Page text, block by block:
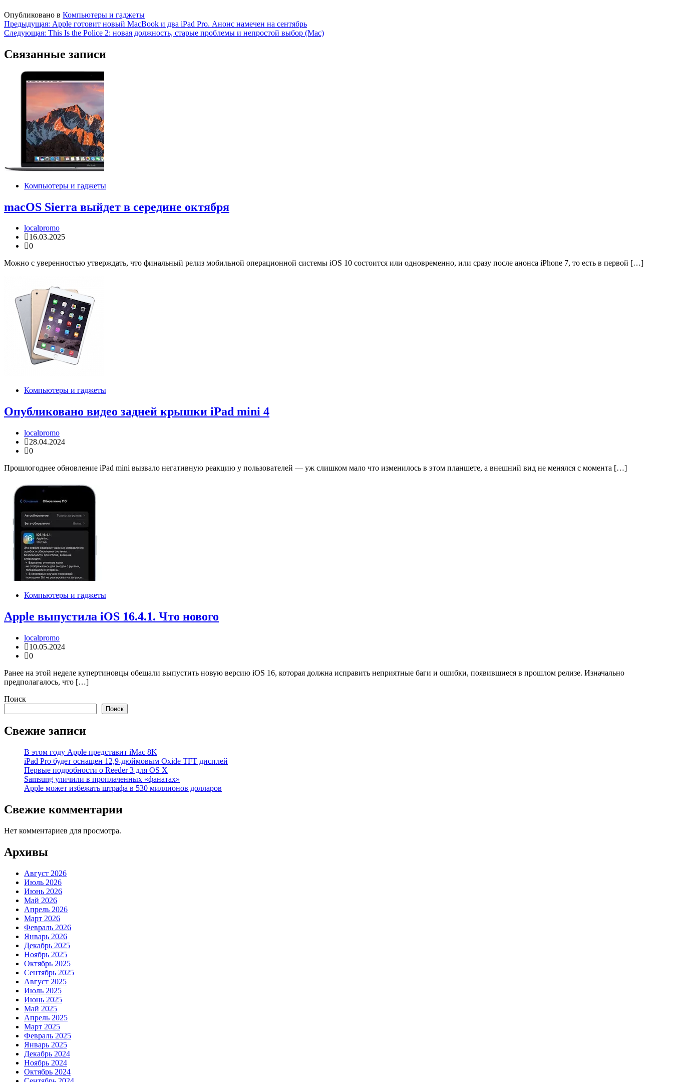
Опубликовано в Компьютеры и гаджеты
Навигация
по
записям
Предыдущая: Apple готовит новый MacBook и два iPad Pro. Анонс намечен на сентябрь
Следующая: This Is the Police 2: новая должность, старые проблемы и непростой выбор (Мас)
Связанные записи
Компьютеры и гаджеты
macOS Sierra выйдет в середине октября
localpromo
16.03.2025
0
Можно с уверенностью утверждать, что финальный релиз мобильной операционной системы iOS 10 состоится или одновременно, или сразу после анонса iPhone 7, то есть в первой […]
Компьютеры и гаджеты
Опубликовано видео задней крышки iPad mini 4
localpromo
28.04.2024
0
Прошлогоднее обновление iPad mini вызвало негативную реакцию у пользователей — уж слишком мало что изменилось в этом планшете, а внешний вид не менялся с момента […]
Компьютеры и гаджеты
Apple выпустила iOS 16.4.1. Что нового
localpromo
10.05.2024
0
Ранее на этой неделе купертиновцы обещали выпустить новую версию iOS 16, которая должна исправить неприятные баги и ошибки, появившиеся в прошлом релизе. Изначально
предполагалось, что […]
Поиск
Поиск
Свежие записи
В этом году Apple представит iMac 8K
iPad Pro будет оснащен 12,9-дюймовым Oxide TFT дисплей
Первые подробности о Reeder 3 для OS X
Samsung уличили в проплаченных «фанатах»
Apple может избежать штрафа в 530 миллионов долларов
Свежие комментарии
Нет комментариев для просмотра.
Архивы
Август 2026
Июль 2026
Июнь 2026
Май 2026
Апрель 2026
Март 2026
Февраль 2026
Январь 2026
Декабрь 2025
Ноябрь 2025
Октябрь 2025
Сентябрь 2025
Август 2025
Июль 2025
Июнь 2025
Май 2025
Апрель 2025
Март 2025
Февраль 2025
Январь 2025
Декабрь 2024
Ноябрь 2024
Октябрь 2024